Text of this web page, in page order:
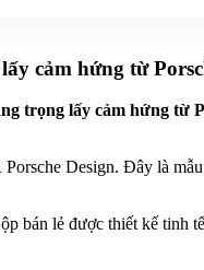
cảm hứng từ
trọng lấy cảm hứng từ
Design. Đây là
bán lẻ được thiết kế tinh